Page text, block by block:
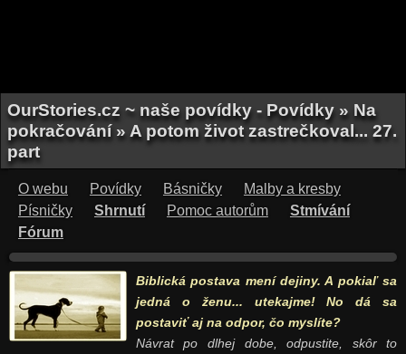
OurStories.cz ~ naše povídky - Povídky » Na
pokračování » A potom život zastrečkoval... 27.
part
O webu Povídky Básničky
Malby a kresby
Písničky
Shrnutí Pomoc autorům
Stmívání
Fórum
Biblická postava mení dejiny. A pokiaľ sa
jedná o ženu... utekajme! No dá sa
postaviť aj na odpor, čo myslíte?
Návrat po dlhej dobe, odpustite, skôr to